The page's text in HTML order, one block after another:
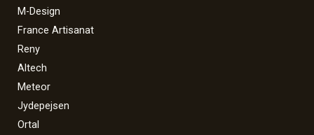
M-Design
France Artisanat
Reny
Altech
Meteor
Jydepejsen
Ortal